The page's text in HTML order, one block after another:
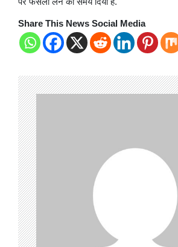
Share This News Social Media